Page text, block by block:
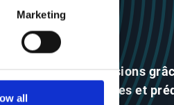
Marketing
all
de meilleures décisions
fiables, exploitables et